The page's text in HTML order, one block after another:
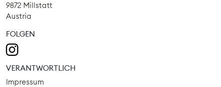
9872 Millstatt
Austria
FOLGEN
VERANTWORTLICH
Impressum